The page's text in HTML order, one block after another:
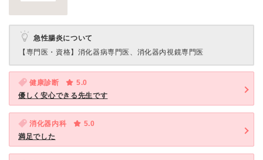
急性腸炎について
【専門医・資格】 消化器病専門医、消化器内視鏡専門医
健康診断
5.0
優しく安心できる先生です
消化器内科
5.0
満足でした